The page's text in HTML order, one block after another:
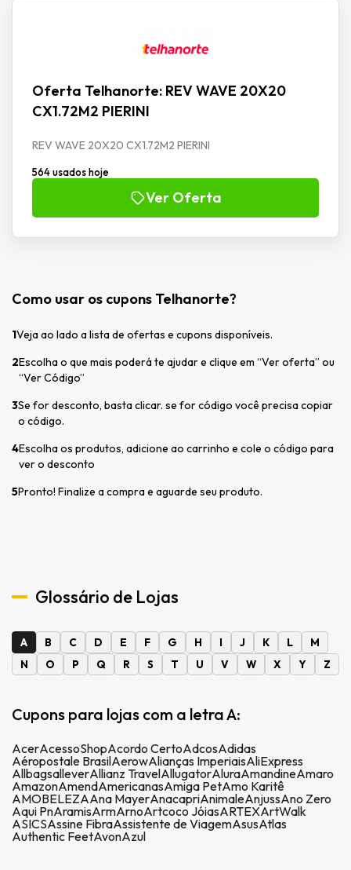
Oferta Telhanorte: REV WAVE 20X20
CX1.72M2 PIERINI
REV WAVE 20X20 CX1.72M2 PIERINI
564 usados hoje
Ver Oferta
Como usar os cupons Telhanorte?
1Veja ao lado a lista de ofertas e cupons disponíveis.
2Escolha o que mais poderá te ajudar e clique em “Ver oferta” ou
“Ver Código”
3Se for desconto, basta clicar. se for código você precisa copiar
o código.
4Escolha os produtos, adicione ao carrinho e cole o código para
ver o desconto
5Pronto! Finalize a compra e aguarde seu produto.
Glossário de Lojas
A B C D E F G H I J K L
M
N
O P Q R S T U V W X Y Z
Cupons para lojas com a letra A:
AcerAcessoShopAcordo CertoAdcosAdidas
Aéropostale BrasilAerowAlianças ImperiaisAliExpress
AllbagsalleverAllianz TravelAllugatorAluraAmandineAmaro
AmazonAmendAmericanasAmiga PetAmo Karitê
AMOBELEZAAna MayerAnacapriAnimaleAnjussAno Zero
Aqui PnAramisArmArnoArtcoco JóiasARTEXArtWalk
ASICSAssine FibraAssistente de ViagemAsusAtlas
Authentic FeetAvonAzul